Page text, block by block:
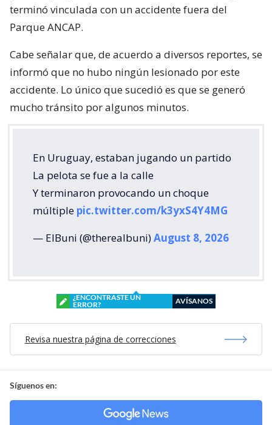
terminó vinculada con un accidente fuera del
Parque ANCAP.
Cabe señalar que, de acuerdo a diversos reportes, se
informó que no hubo ningún lesionado por este
accidente. Lo único que sucedió es que se generó
mucho tránsito por algunos minutos.
En Uruguay, estaban jugando un partido
La pelota se fue a la calle
Y terminaron provocando un choque
múltiple pic.twitter.com/k3yxS4Y4MG
— ElBuni (@therealbuni)August 8, 2026
¿ENCONTRASTE UN
ERROR?
AVÍSANOS
Revisa nuestra página de correcciones
Síguenos en: